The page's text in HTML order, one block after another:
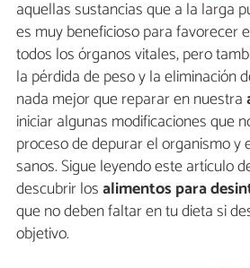
aquellas sustancias que a la larga
es muy beneficioso para favorecer
todos los órganos vitales, pero
la pérdida de peso y la eliminación
nada mejor que reparar en nuestra
iniciar algunas modificaciones que
proceso de depurar el organismo y
sanos. Sigue leyendo este artículo
descubrir losalimentos para
que no deben faltar en tu dieta si
objetivo.